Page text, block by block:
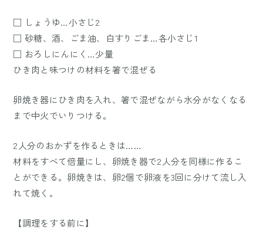
□ しょうゆ…小さじ2
□ 砂糖、酒、ごま油、白すりごま…各小さじ1
□ おろしにんにく…少量
ひき肉と味つけの材料を箸で混ぜる
卵焼き器にひき肉を入れ、箸で混ぜながら水分がなくなる
まで中火でいりつける。
2人分のおかずを作るときは……
材料をすべて倍量にし、卵焼き器で2人分を同様に作るこ
とができる。卵焼きは、卵2個で卵液を3回に分けて流し入
れて焼く。
【調理をする前に】